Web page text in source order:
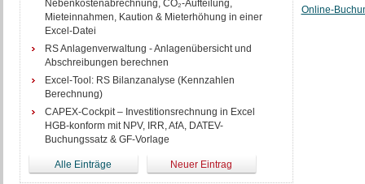
Online-
Nebenkostenabrechnung, CO₂-Aufteilung,
Mieteinnahmen, Kaution & Mieterhöhung in einer
Excel-Datei
RS Anlagenverwaltung - Anlagenübersicht und
Abschreibungen berechnen
Excel-Tool: RS Bilanzanalyse (Kennzahlen
Berechnung)
CAPEX-Cockpit – Investitionsrechnung in Excel
HGB-konform mit NPV, IRR, AfA, DATEV-
Buchungssatz & GF-Vorlage
Alle Einträge Neuer Eintrag